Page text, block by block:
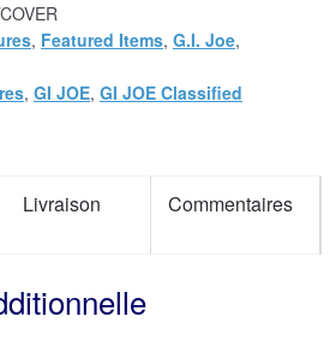
, Featured Items, G.I. Joe,
, GI JOE, GI JOE Classified
Livraison Commentaires